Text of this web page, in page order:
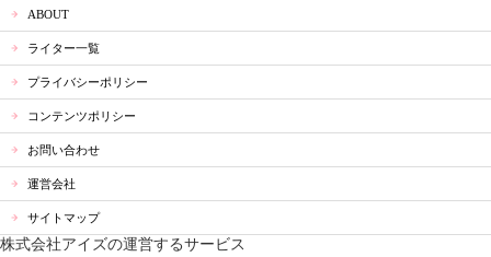
ABOUT
ライター一覧
プライバシーポリシー
コンテンツポリシー
お問い合わせ
運営会社
サイトマップ
株式会社アイズの運営するサービス